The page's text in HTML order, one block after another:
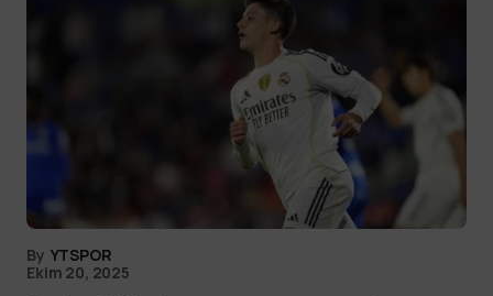
By YTSPOR
Ekim 20, 2025